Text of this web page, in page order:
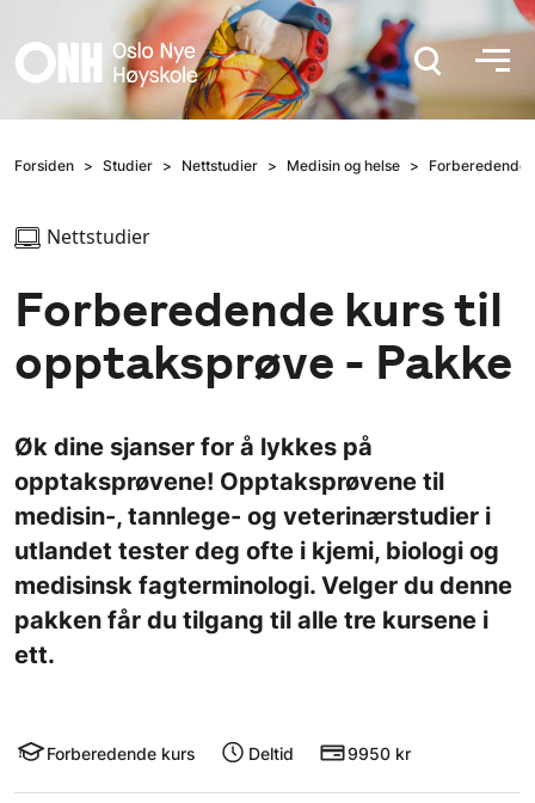
Hopp til hovedinnhold
Forsiden Studier Nettstudier Medisin og helse Forberedende
Nettstudier
Forberedende kurs til
opptaksprøve - Pakke
Øk dine sjanser for å lykkes på
opptaksprøvene! Opptaksprøvene til
medisin-, tannlege- og veterinærstudier i
utlandet tester deg ofte i kjemi, biologi og
medisinsk fagterminologi. Velger du denne
pakken får du tilgang til alle tre kursene i
ett.
Forberedende kurs Deltid 9950 kr